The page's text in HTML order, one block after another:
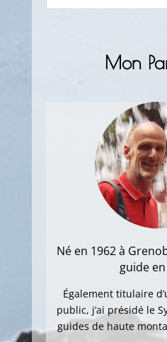
Mon
Né en 1962 à
guide
Également titulaire
public, j’ai présidé le
guides de haute